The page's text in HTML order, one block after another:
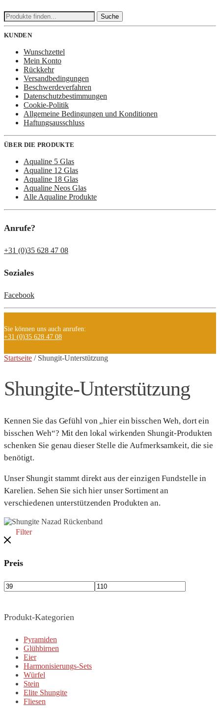
Suche
nach:
Suche
KUNDEN
Wunschzettel
Mein Konto
Rückkehr
Versandbedingungen
Beschwerdeverfahren
Datenschutzbestimmungen
Cookie-Politik
Allgemeine Bedingungen und Konditionen
Haftungsausschluss
ÜBER DIE PRODUKTE
Aqualine 5 Glas
Aqualine 12 Glas
Aqualine 18 Glas
Aqualine Neos Glas
Alle Aqualine Produkte
Anrufe?
+31 (0)35 628 47 08
Soziales
Facebook
Sie können uns auch anrufen:
+31 (0)35 628 47 08
Startseite / Shungit-Unterstützung
Shungite-Unterstützung
Kennen Sie das Gefühl von „hier ein bisschen Weh, dort ein
bisschen Weh“? Mit den lokal wirkenden Shungit-Produkten
schenken Sie genau dieser Stelle die Aufmerksamkeit, die sie
benötigt.
Unser Shungit stammt direkt aus der einzigen Fundstelle in
Karelien. Sehen Sie sich hier unser Sortiment an
verschiedenen unterstützenden Produkten an.
Filter
Preis
Produkt-Kategorien
Pyramiden
Glühbirnen
Eier
Harmonisierungs-Sets
Würfel
Stein
Elite Shungite
Fliesen